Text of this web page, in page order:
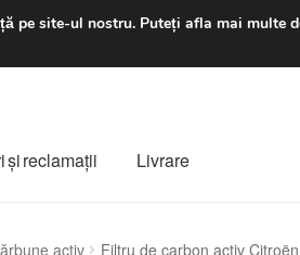
şi reclamații Livrare
activ Filtru de carbon activ
pe site-ul nostru. Puteți afla mai multe